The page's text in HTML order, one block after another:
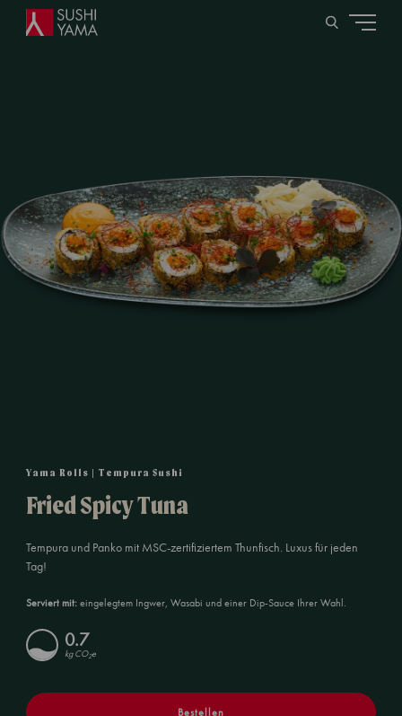
Yama Rolls | Tempura Sushi
Fried Spicy Tuna
Tempura und Panko mit MSC-zertifiziertem Thunfisch. Luxus für jeden
Tag!
Serviert mit:eingelegtem Ingwer, Wasabi und einer Dip-Sauce Ihrer Wahl.
0.7
kg CO2e
Bestellen